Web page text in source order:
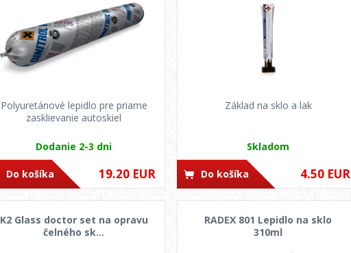
Polyuretánové lepidlo pre priame
zasklievanie autoskiel
Dodanie 2-3 dni
19.20 EUR
Do košíka
Základ na sklo a lak
Skladom
4.50 EUR
Do košíka
K2 Glass doctor set na opravu
čelného sk...
RADEX 801 Lepidlo na sklo
310ml